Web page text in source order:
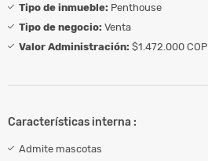
Tipo de inmueble: Penthouse
Tipo de negocio: Venta
Valor Administración: $1.472.000 COP
Características interna :
Admite mascotas